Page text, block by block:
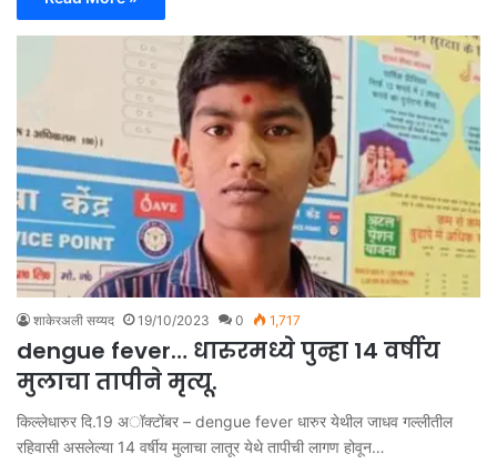
शाकेरअली सय्यद 19/10/2023 0 1,717
dengue fever… धारुरमध्ये पुन्हा 14 वर्षीय
मुलाचा तापीने मृत्यू.
किल्लेधारुर दि.19 अॉक्टोंबर – dengue fever धारुर येथील जाधव गल्लीतील
रहिवासी असलेल्या 14 वर्षीय मुलाचा लातूर येथे तापीची लागण होवून…